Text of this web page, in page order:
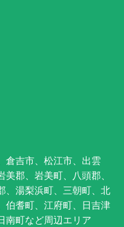
倉吉市、松江市、出雲
郡、岩美町、八頭郡、
、湯梨浜町、三朝町、北
伯耆町、江府町、日吉津
南町など周辺エリア